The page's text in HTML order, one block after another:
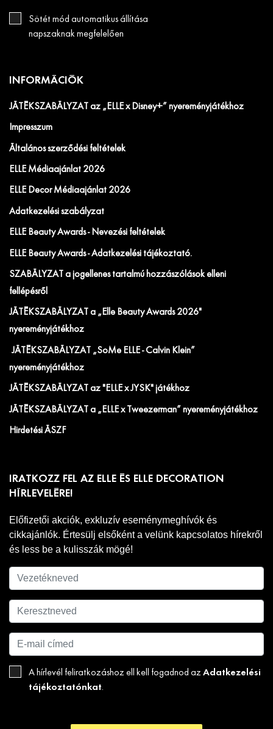
Sötét mód automatikus állítása
napszaknak megfelelően
INFORMÁCIÓK
JÁTÉKSZABÁLYZAT az „ELLE x Disney+” nyereményjátékhoz
Impresszum
Általános szerződési feltételek
ELLE Médiaajánlat 2026
ELLE Decor Médiaajánlat 2026
Adatkezelési szabályzat
ELLE Beauty Awards - Nevezési feltételek
ELLE Beauty Awards - Adatkezelési tájékoztató.
SZABÁLYZAT a jogellenes tartalmú hozzászólások elleni
fellépésről
JÁTÉKSZABÁLYZAT a „Elle Beauty Awards 2026"
nyereményjátékhoz
JÁTÉKSZABÁLYZAT „SoMe ELLE - Calvin Klein”
nyereményjátékhoz
JÁTÉKSZABÁLYZAT az "ELLE x JYSK" játékhoz
JÁTÉKSZABÁLYZAT a „ELLE x Tweezerman” nyereményjátékhoz
Hirdetési ÁSZF
IRATKOZZ FEL AZ ELLE ÉS ELLE DECORATION
HÍRLEVELÉRE!
Előfizetői akciók, exkluzív eseménymeghívók és
cikkajánlók. Értesülj elsőként a velünk kapcsolatos hírekről
és less be a kulisszák mögé!
A hírlevél feliratkozáshoz ell kell fogadnod az Adatkezelési
tájékoztatónkat.